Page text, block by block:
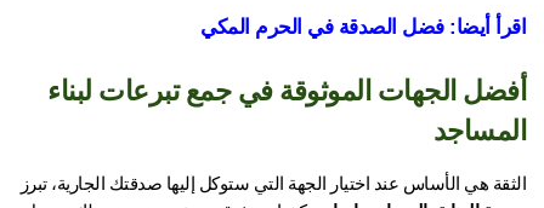
أيضا: فضل الصدقة في الحرم المكي
أفضل الجهات الموثوقة في جمع تبرعات لبناء
هي الأساس عند اختيار الجهة التي ستوكل إليها صدقتك الجارية، تبرز